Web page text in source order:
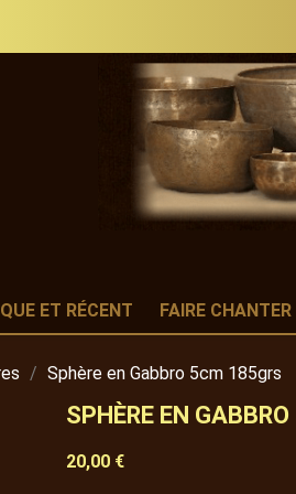
ET RÉCENT FAIRE
Sphère en Gabbro 5cm 185grs
SPHÈRE EN
20,00 €